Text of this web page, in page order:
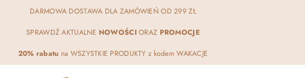
DARMOWA DOSTAWA DLA ZAMÓWIEŃ OD 299 ZŁ
SPRAWDŹ AKTUALNE NOWOŚCIORAZ PROMOCJE
20% rabatu na WSZYSTKIE PRODUKTY z kodem WAKACJE